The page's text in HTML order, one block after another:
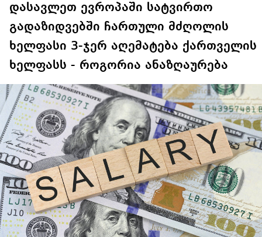
დასავლეთ ევროპაში სატვირთო
გადაზიდვებში ჩართული მძღოლის
ხელფასი 3-ჯერ აღემატება ქართველის
ხელფასს - როგორია ანაზღაურება